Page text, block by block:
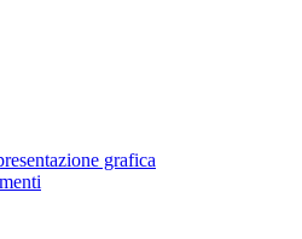
grafica